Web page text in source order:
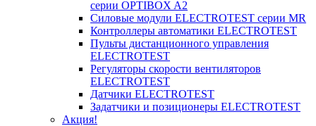
серии OPTIBOX A2
Силовые модули ELECTROTEST серии MR
Контроллеры автоматики ELECTROTEST
Пульты дистанционного управления
ELECTROTEST
Регуляторы скорости вентиляторов
ELECTROTEST
Датчики ELECTROTEST
Задатчики и позиционеры ELECTROTEST
Акция!